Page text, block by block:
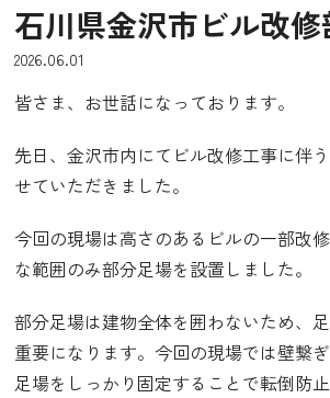
石川県金沢市ビル改
2026.06.01
皆さま、お世話になっております。
先日、金沢市内にてビル改修工事に伴
せていただきました。
今回の現場は高さのあるビルの一部改
な範囲のみ部分足場を設置しました。
部分足場は建物全体を囲わないため、
重要になります。今回の現場では壁繋
足場をしっかり固定することで転倒防